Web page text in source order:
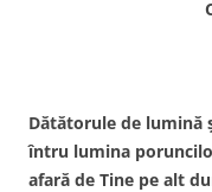
Dătătorule de lumină
întru lumina
afară de Tine pe alt